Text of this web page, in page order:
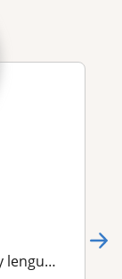
de este instrumento